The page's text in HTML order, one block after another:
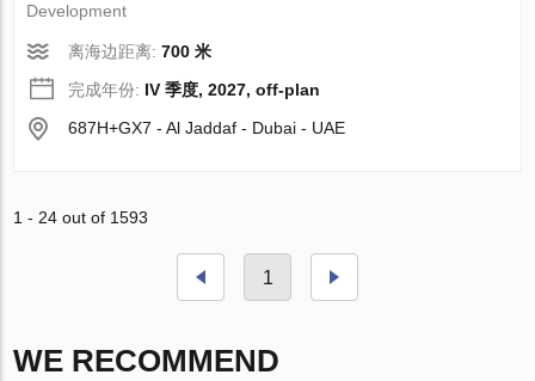
Development
离海边距离:700 米
完成年份: IV 季度, 2027, off-plan
687H+GX7 - Al Jaddaf - Dubai - UAE
1 - 24 out of 1593
1
WE RECOMMEND